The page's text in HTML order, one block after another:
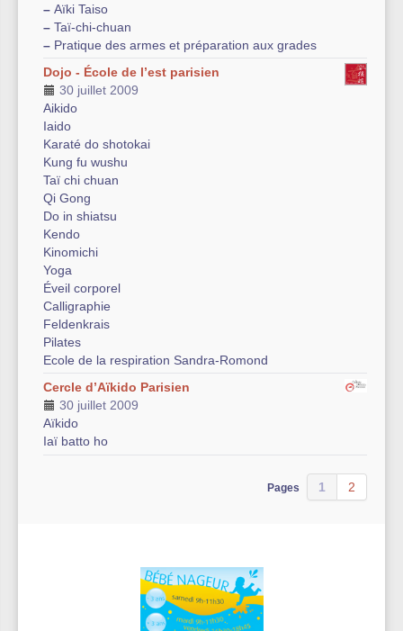
– Aïki Taiso
– Taï-chi-chuan
– Pratique des armes et préparation aux grades
Dojo - École de l’est parisien
30 juillet 2009
Aikido
Iaido
Karaté do shotokai
Kung fu wushu
Taï chi chuan
Qi Gong
Do in shiatsu
Kendo
Kinomichi
Yoga
Éveil corporel
Calligraphie
Feldenkrais
Pilates
Ecole de la respiration Sandra-Romond
Cercle d’Aïkido Parisien
30 juillet 2009
Aïkido
Iaï batto ho
Pages 1 2